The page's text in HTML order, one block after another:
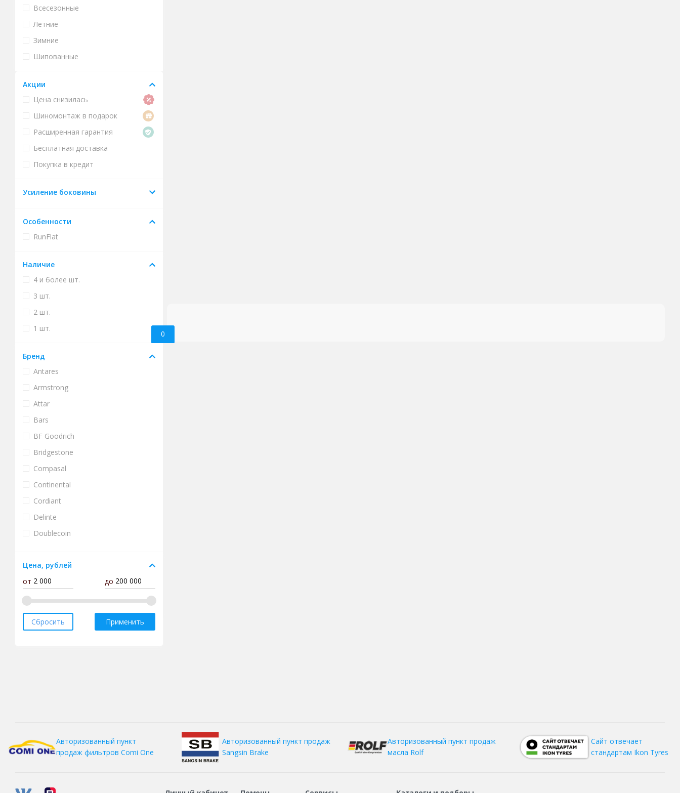
Всесезонные
Летние
Зимние
Шипованные
Акции
Цена снизилась
Шиномонтаж в подарок
Расширенная гарантия
Бесплатная доставка
Покупка в кредит
Усиление боковины
Особенности
RunFlat
Наличие
4 и более шт.
3 шт.
2 шт.
1 шт.
Бренд
Antares
Armstrong
Attar
Bars
BF Goodrich
Bridgestone
Compasal
Continental
Cordiant
Delinte
Doublecoin
Dunlop
Fortune
Forward
Gislaved
Goodride
Kama
Цена, рублей
от
до
Применить
Сбросить
0
Авторизованный пункт
продаж фильтров Comi One
Авторизованный пункт продаж
Sangsin Brake
Авторизованный пункт продаж
масла Rolf
Сайт отвечает
стандартам Ikon Tyres